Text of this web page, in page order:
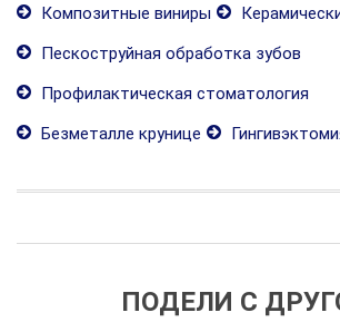
Композитные виниры
Пескоструйная обработка зубов
Профилактическая стоматология
Безметалле крунице
ПОДЕЛИ С